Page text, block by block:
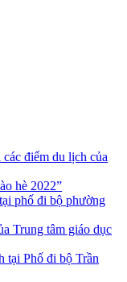
điểm du lịch của
hè 2022”
phố đi bộ phường
Trung tâm giáo dục
tại Phố đi bộ Trần